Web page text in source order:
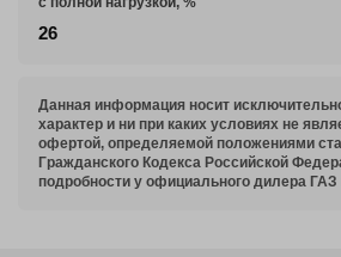
26
Данная информация носит
характер и ни при каких условиях не
офертой, определяемой положениями
Гражданского Кодекса Российской
подробности у официального дилера